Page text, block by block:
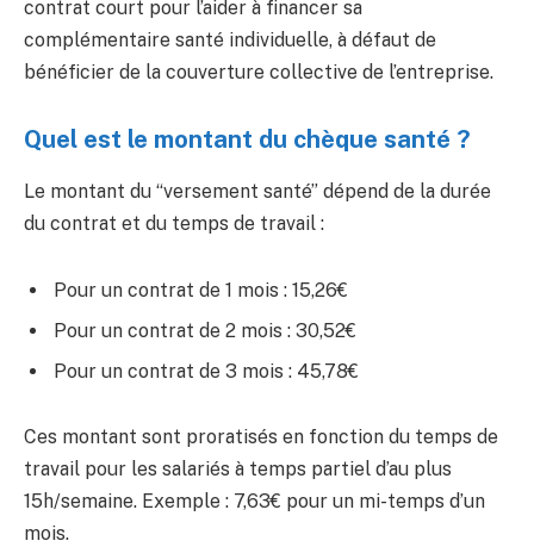
contrat court pour l’aider à financer sa
complémentaire santé individuelle, à défaut de
bénéficier de la couverture collective de l’entreprise.
Quel est le montant du chèque santé ?
Le montant du “versement santé” dépend de la durée
du contrat et du temps de travail :
Pour un contrat de 1 mois : 15,26€
Pour un contrat de 2 mois : 30,52€
Pour un contrat de 3 mois : 45,78€
Ces montant sont proratisés en fonction du temps de
travail pour les salariés à temps partiel d’au plus
15h/semaine. Exemple : 7,63€ pour un mi-temps d’un
mois.